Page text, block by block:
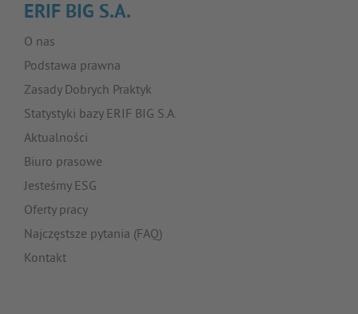
ERIF BIG S.A.
O nas
Podstawa prawna
Zasady Dobrych Praktyk
Statystyki bazy ERIF BIG S.A.
Aktualności
Biuro prasowe
Jesteśmy ESG
Oferty pracy
Najczęstsze pytania (FAQ)
Kontakt